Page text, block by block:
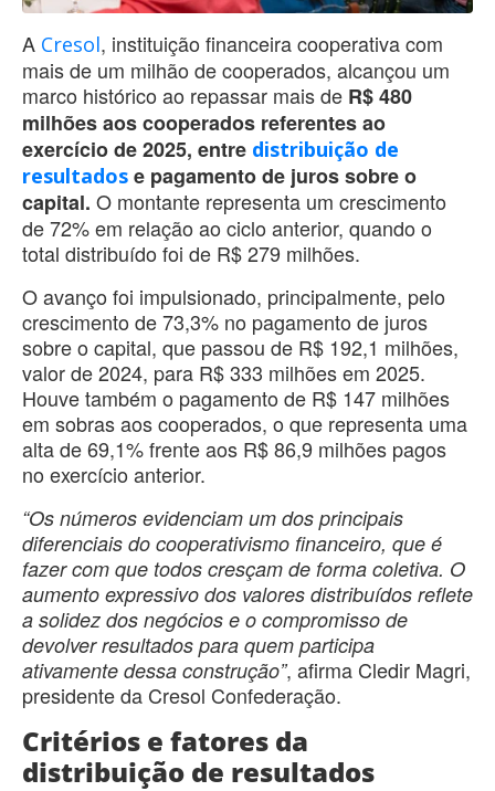
A Cresol, instituição financeira cooperativa com
mais de um milhão de cooperados, alcançou um
marco histórico ao repassar mais de R$ 480
milhões aos cooperados referentes ao
exercício de 2025, entre distribuição de
resultados e pagamento de juros sobre o
capital. O montante representa um crescimento
de 72% em relação ao ciclo anterior, quando o
total distribuído foi de R$ 279 milhões.
O avanço foi impulsionado, principalmente, pelo
crescimento de 73,3% no pagamento de juros
sobre o capital, que passou de R$ 192,1 milhões,
valor de 2024, para R$ 333 milhões em 2025.
Houve também o pagamento de R$ 147 milhões
em sobras aos cooperados, o que representa uma
alta de 69,1% frente aos R$ 86,9 milhões pagos
no exercício anterior.
“Os números evidenciam um dos principais
diferenciais do cooperativismo financeiro, que é
fazer com que todos cresçam de forma coletiva. O
aumento expressivo dos valores distribuídos reflete
a solidez dos negócios e o compromisso de
devolver resultados para quem participa
ativamente dessa construção”, afirma Cledir Magri,
presidente da Cresol Confederação.
Critérios e fatores da
distribuição de resultados